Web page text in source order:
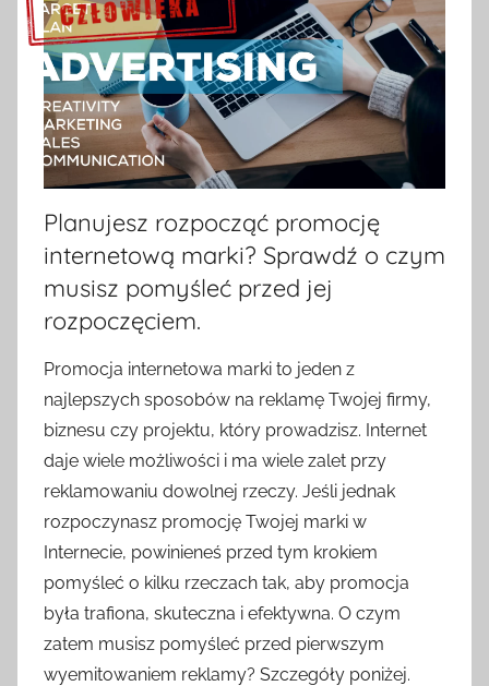
Sprawdź szczegóły >>>
Planujesz rozpocząć promocję
internetową marki? Sprawdź o czym
musisz pomyśleć przed jej
rozpoczęciem.
Promocja internetowa marki to jeden z
najlepszych sposobów na reklamę Twojej firmy,
biznesu czy projektu, który prowadzisz. Internet
daje wiele możliwości i ma wiele zalet przy
reklamowaniu dowolnej rzeczy. Jeśli jednak
rozpoczynasz promocję Twojej marki w
Internecie, powinieneś przed tym krokiem
pomyśleć o kilku rzeczach tak, aby promocja
była trafiona, skuteczna i efektywna. O czym
zatem musisz pomyśleć przed pierwszym
wyemitowaniem reklamy? Szczegóły poniżej.